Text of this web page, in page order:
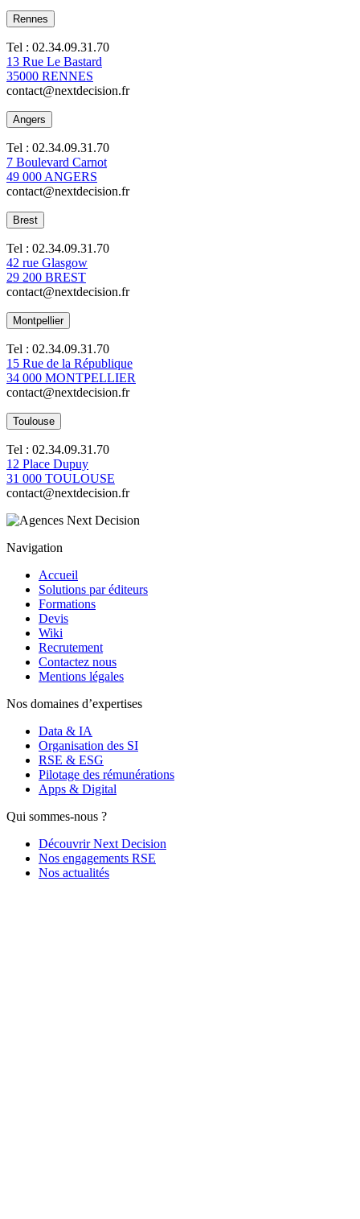
Rennes
Tel : 02.34.09.31.70
13 Rue Le Bastard
35000 RENNES
contact@nextdecision.fr
Angers
Tel : 02.34.09.31.70
7 Boulevard Carnot
49 000 ANGERS
contact@nextdecision.fr
Brest
Tel : 02.34.09.31.70
42 rue Glasgow
29 200 BREST
contact@nextdecision.fr
Montpellier
Tel : 02.34.09.31.70
15 Rue de la République
34 000 MONTPELLIER
contact@nextdecision.fr
Toulouse
Tel : 02.34.09.31.70
12 Place Dupuy
31 000 TOULOUSE
contact@nextdecision.fr
Navigation
Accueil
Solutions par éditeurs
Formations
Devis
Wiki
Recrutement
Contactez nous
Mentions légales
Nos domaines d’expertises
Data & IA
Organisation des SI
RSE & ESG
Pilotage des rémunérations
Apps & Digital
Qui sommes-nous ?
Découvrir Next Decision
Nos engagements RSE
Nos actualités